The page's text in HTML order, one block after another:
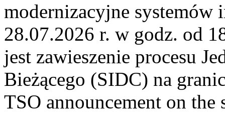
modernizacyjne
28.07.2026 r. w godz. od
jest zawieszenie procesu
Bieżącego (SIDC) na
TSO announcement on